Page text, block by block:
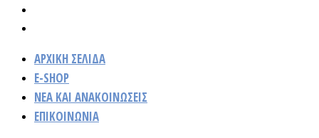
ΑΡΧΙΚΗ ΣΕΛΙΔΑ
E-SHOP
ΝΈΑ ΚΑΙ ΑΝΑΚΟΙΝΏΣΕΙΣ
ΕΠΙΚΟΙΝΩΝΙΑ